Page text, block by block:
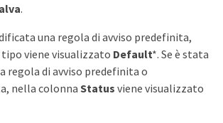
.
una regola di avviso predefinita,
viene visualizzato Default*. Se è stata
regola di avviso predefinita o
nella colonna Status viene visualizzato